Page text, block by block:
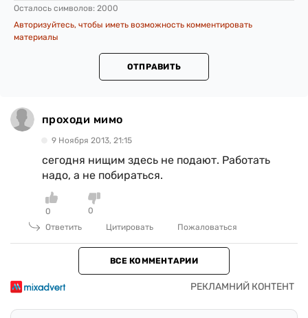
Осталось символов: 2000
Авторизуйтесь, чтобы иметь возможность комментировать
материалы
ОТПРАВИТЬ
проходи мимо
9 Ноября 2013, 21:15
сегодня нищим здесь не подают. Работать
надо, а не побираться.
0
0
Ответить
Цитировать Пожаловаться
ВСЕ КОММЕНТАРИИ